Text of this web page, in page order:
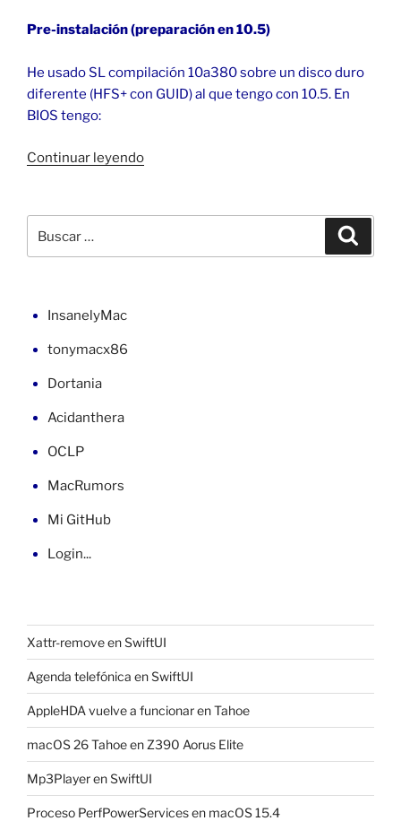
Pre-instalación (preparación en 10.5)
He usado SL compilación 10a380 sobre un disco duro
diferente (HFS+ con GUID) al que tengo con 10.5. En
BIOS tengo:
Continuar leyendo«macOS
en
por:
InsanelyMac
tonymacx86
Dortania
Acidanthera
OCLP
MacRumors
Mi GitHub
Login...
Xattr-remove en SwiftUI
Agenda telefónica en SwiftUI
AppleHDA vuelve a funcionar en Tahoe
macOS 26 Tahoe en Z390 Aorus Elite
Mp3Player en SwiftUI
Proceso PerfPowerServices en macOS 15.4